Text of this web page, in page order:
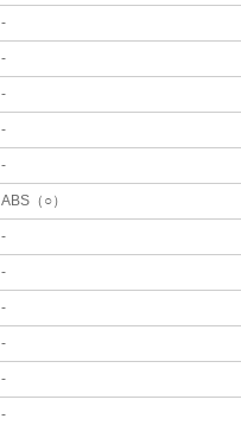
-
-
-
-
-
ABS（○）
-
-
-
-
-
-